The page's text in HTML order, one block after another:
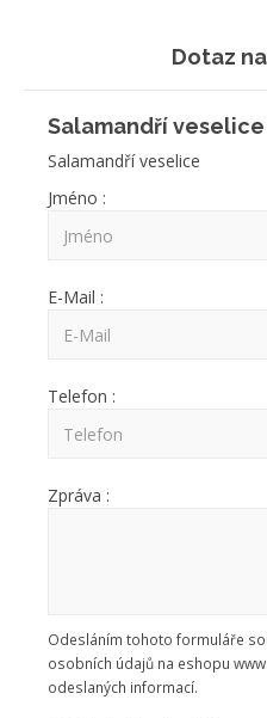
Dotaz
Salamandří veselice
Salamandří veselice
Jméno :
E-Mail :
Telefon :
Zpráva :
Odesláním tohoto formuláře
osobních údajů na eshopu
odeslaných informací.